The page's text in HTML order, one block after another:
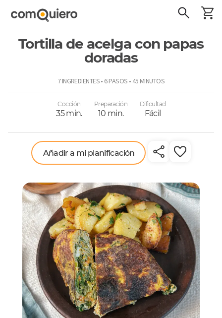
Tortilla de acelga con papas
doradas
7 INGREDIENTES • 6 PASOS • 45 MINUTOS
Cocción
35 min.
Preparación
10 min.
Dificultad
Fácil
Añadir a mi planificación